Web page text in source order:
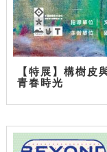
【特展】構樹皮
青春時光